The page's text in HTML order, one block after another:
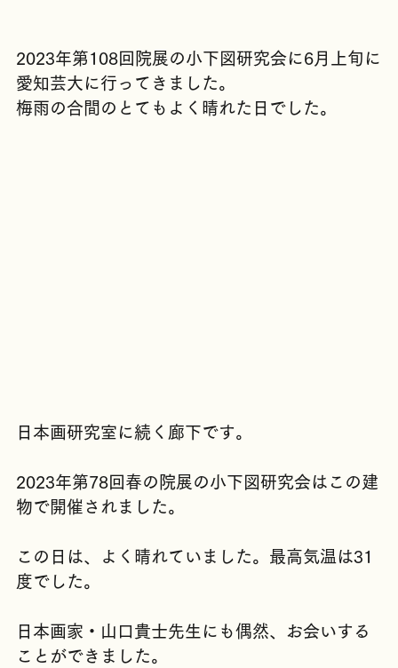
2023年第108回院展の小下図研究会に6月上旬に
愛知芸大に行ってきました。
2023年第78回春の院展の小下図研究会はこの建
この日は、よく晴れていました。最高気温は31